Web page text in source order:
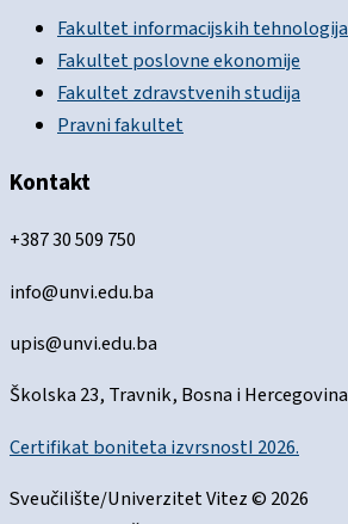
Fakultet informacijskih tehnologija
Fakultet poslovne ekonomije
Fakultet zdravstvenih studija
Pravni fakultet
Kontakt
+387 30 509 750
info@unvi.edu.ba
upis@unvi.edu.ba
Školska 23, Travnik, Bosna i Hercegovina
Certifikat boniteta izvrsnostI 2026.
Sveučilište/Univerzitet Vitez © 2026